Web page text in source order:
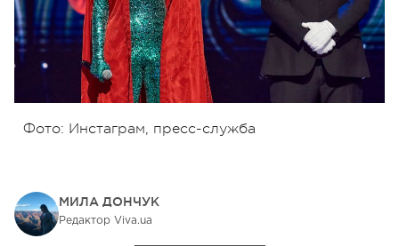
Фото: Инстаграм, пресс-служба
МИЛА ДОНЧУК
Редактор Viva.ua